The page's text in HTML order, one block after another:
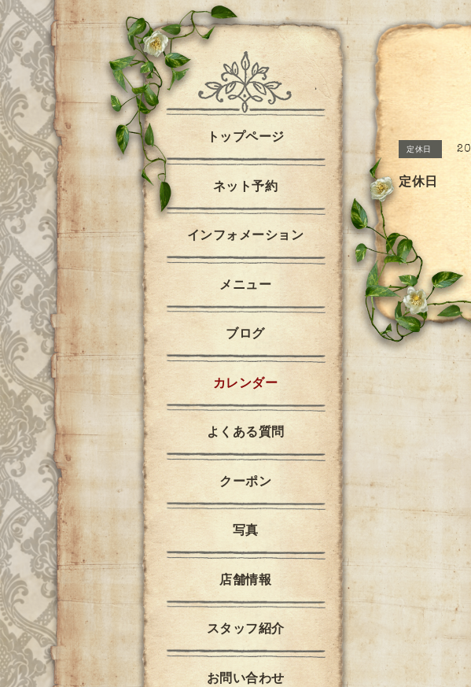
定休日
定休日
トップページ
ネット予約
インフォメーション
メニュー
ブログ
カレンダー
よくある質問
クーポン
写真
店舗情報
スタッフ紹介
お問い合わせ